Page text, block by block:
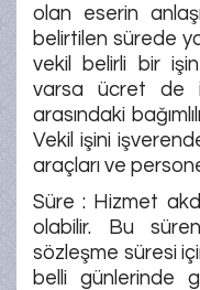
olan eserin
belirtilen sürede
vekil belirli bir
varsa ücret de
arasındaki
Vekil işini
araçları ve
Süre : Hizmet
olabilir. Bu
sözleşme süresi
belli günlerinde